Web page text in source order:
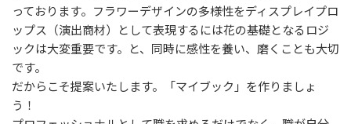
っております。フラワーデザインの多様性をディスプレイプロ
ップス（演出商材）として表現するには花の基礎となるロジ
ックは大変重要です。と、同時に感性を養い、磨くことも大切
です。
だからこそ提案いたします。「マイブック」を作りましょ
う！